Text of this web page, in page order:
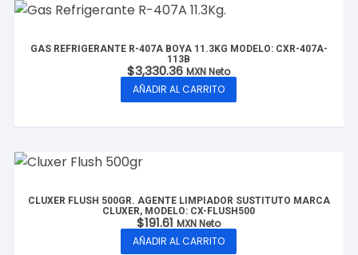
GAS REFRIGERANTE R-407A BOYA 11.3KG MODELO: CXR-407A-
113B
$3,330.36 MXN Neto
AÑADIR AL CARRITO
CLUXER FLUSH 500GR. AGENTE LIMPIADOR SUSTITUTO MARCA
CLUXER, MODELO: CX-FLUSH500
$191.61 MXN Neto
AÑADIR AL CARRITO